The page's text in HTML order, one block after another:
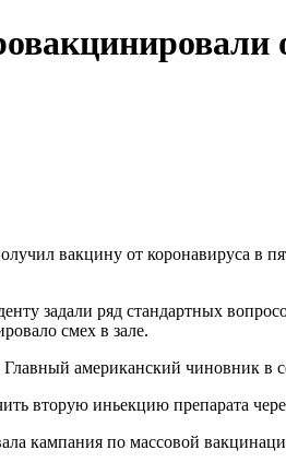
вакцину от коронавируса в
задали ряд стандартных
смех в зале.
американский чиновник в
вторую иньекцию препарата
кампания по массовой